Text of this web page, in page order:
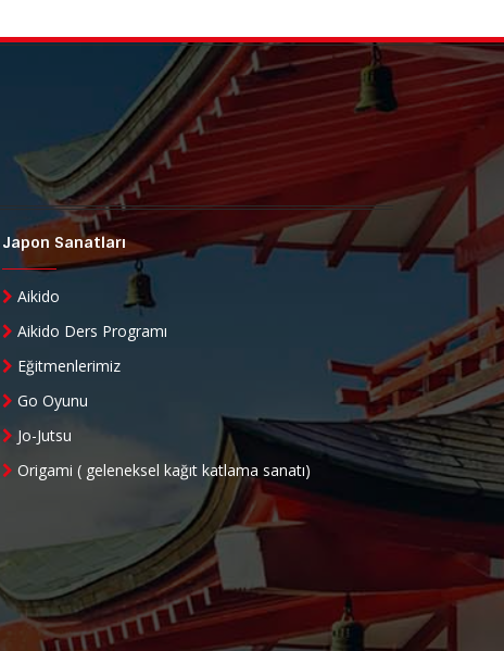
Japon Sanatları
Aikido
Aikido Ders Programı
Eğitmenlerimiz
Go Oyunu
Jo-Jutsu
Origami ( geleneksel kağıt katlama sanatı)